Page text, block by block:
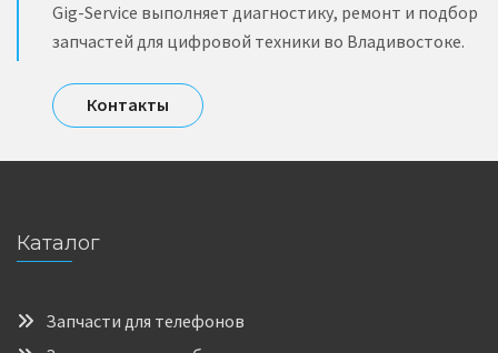
Gig-Service выполняет диагностику, ремонт и подбор
запчастей для цифровой техники во Владивостоке.
Контакты
Каталог
Запчасти для телефонов